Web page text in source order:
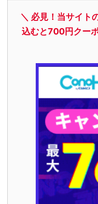
＼ 必見！当サイト
込むと700円クー